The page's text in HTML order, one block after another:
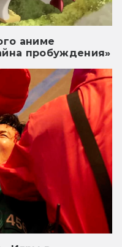
аниме
пробуждения»